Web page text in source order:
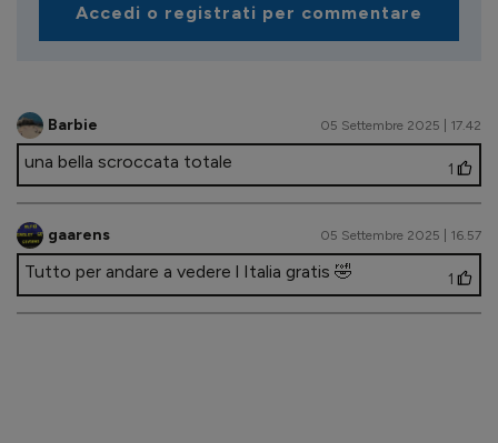
Accedi o registrati per commentare
Barbie 05 Settembre 2025 | 17.42
una bella scroccata totale 1
gaarens 05 Settembre 2025 | 16.57
Tutto per andare a vedere l Italia gratis 🤣 1